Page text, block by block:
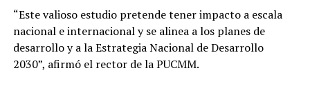
“Este valioso estudio pretende tener impacto a escala
nacional e internacional y se alinea a los planes de
desarrollo y a la Estrategia Nacional de Desarrollo
2030”, afirmó el rector de la PUCMM.